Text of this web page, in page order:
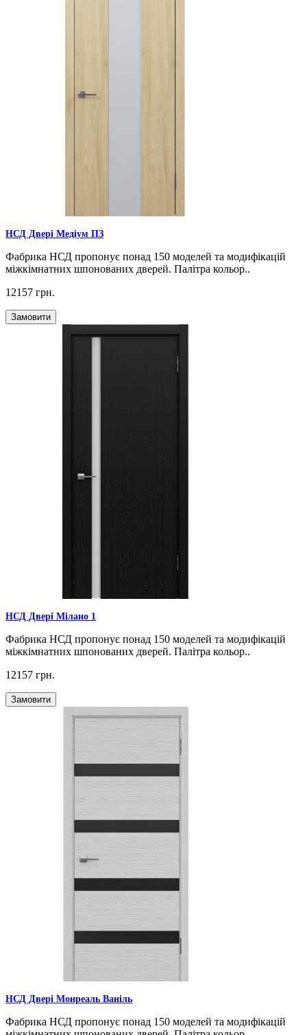
НСД Двері Медіум ПЗ
Фабрика НСД пропонує понад 150 моделей та модифікацій
міжкімнатних шпонованих дверей. Палітра кольор..
12157 грн.
Замовити
НСД Двері Мілано 1
Фабрика НСД пропонує понад 150 моделей та модифікацій
міжкімнатних шпонованих дверей. Палітра кольор..
12157 грн.
Замовити
НСД Двері Монреаль Ваніль
Фабрика НСД пропонує понад 150 моделей та модифікацій